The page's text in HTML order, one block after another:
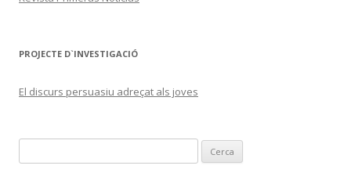
PROJECTE D`INVESTIGACIÓ
El discurs persuasiu adreçat als joves
e